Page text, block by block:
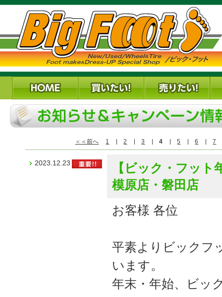
＜＜前へ 1 2 3 4 5 6 7
2023.12.23
【ビック・フット
模原店・磐田店
お客様 各位
平素よりビックフ
います。
年末・年始、ビッ